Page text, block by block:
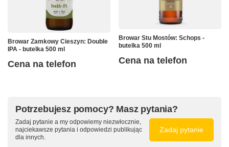
Browar Zamkowy Cieszyn: Double
IPA - butelka 500 ml
Cena na telefon
Browar Stu Mostów: Schops -
butelka 500 ml
Cena na telefon
Potrzebujesz pomocy? Masz pytania?
Zadaj pytanie a my odpowiemy niezwłocznie,
najciekawsze pytania i odpowiedzi publikując
dla innych.
Zadaj pytanie